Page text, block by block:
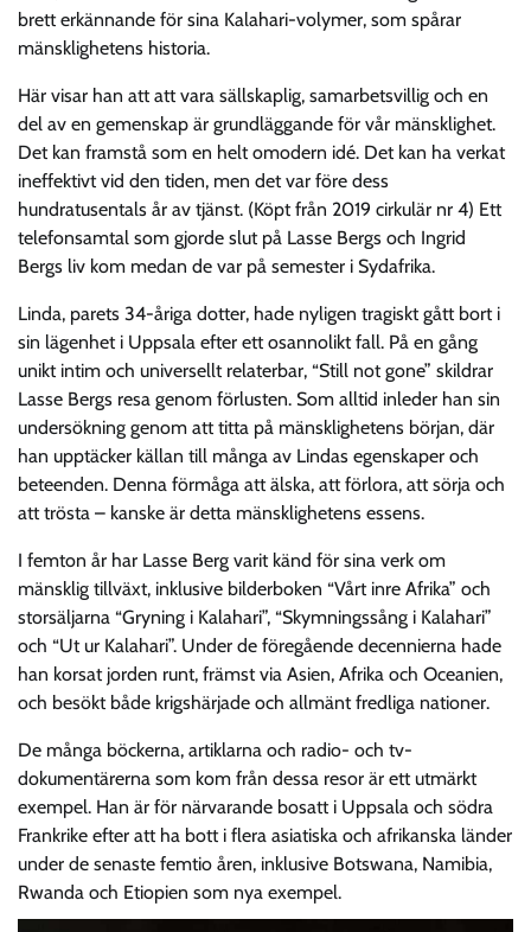
brett erkännande för sina Kalahari-volymer, som spårar
mänsklighetens historia.
Här visar han att att vara sällskaplig, samarbetsvillig och en
del av en gemenskap är grundläggande för vår mänsklighet.
Det kan framstå som en helt omodern idé. Det kan ha verkat
ineffektivt vid den tiden, men det var före dess
hundratusentals år av tjänst. (Köpt från 2019 cirkulär nr 4) Ett
telefonsamtal som gjorde slut på Lasse Bergs och Ingrid
Bergs liv kom medan de var på semester i Sydafrika.
Linda, parets 34-åriga dotter, hade nyligen tragiskt gått bort i
sin lägenhet i Uppsala efter ett osannolikt fall. På en gång
unikt intim och universellt relaterbar, “Still not gone” skildrar
Lasse Bergs resa genom förlusten. Som alltid inleder han sin
undersökning genom att titta på mänsklighetens början, där
han upptäcker källan till många av Lindas egenskaper och
beteenden. Denna förmåga att älska, att förlora, att sörja och
att trösta – kanske är detta mänsklighetens essens.
I femton år har Lasse Berg varit känd för sina verk om
mänsklig tillväxt, inklusive bilderboken “Vårt inre Afrika” och
storsäljarna “Gryning i Kalahari”, “Skymningssång i Kalahari”
och “Ut ur Kalahari”. Under de föregående decennierna hade
han korsat jorden runt, främst via Asien, Afrika och Oceanien,
och besökt både krigshärjade och allmänt fredliga nationer.
De många böckerna, artiklarna och radio- och tv-
dokumentärerna som kom från dessa resor är ett utmärkt
exempel. Han är för närvarande bosatt i Uppsala och södra
Frankrike efter att ha bott i flera asiatiska och afrikanska länder
under de senaste femtio åren, inklusive Botswana, Namibia,
Rwanda och Etiopien som nya exempel.